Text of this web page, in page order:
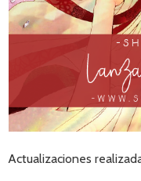
Actualizaciones